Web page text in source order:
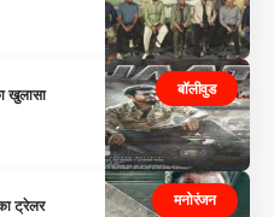
बॉलीवुड
खुलासा
मनोरंजन
ट्रेलर